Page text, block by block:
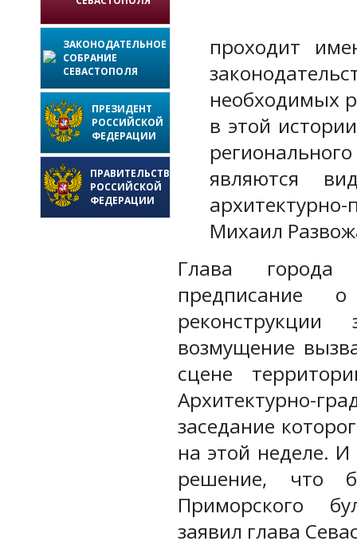
ЗАКОНОДАТЕЛЬНОЕ
СОБРАНИЕ
СЕВАСТОПОЛЯ
ПРЕЗИДЕНТ
РОССИЙСКОЙ
ФЕДЕРАЦИИ
ПРАВИТЕЛЬСТВО
РОССИЙСКОЙ
ФЕДЕРАЦИИ
проходит
необходимых
в этой
являются
Михаил
Глава города
предписание
возмущение
сцене
Архитектурно-
заседание
на этой неделе.
решение, что
Приморского
заявил глава